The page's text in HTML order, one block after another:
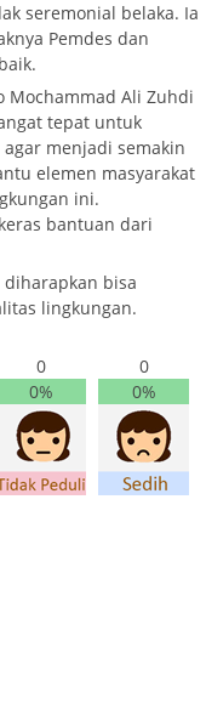
seremonial belaka. Ia
Pemdes dan
Mochammad Ali Zuhdi
tepat untuk
menjadi semakin
elemen masyarakat
ini.
bantuan dari
bisa
lingkungan.
0
0%
0
0%